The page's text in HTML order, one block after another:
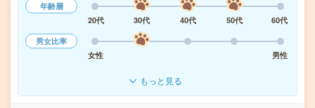
年齢層
20代
30代 40代 50代
60代
男女比率
女性
男性
もっと見る